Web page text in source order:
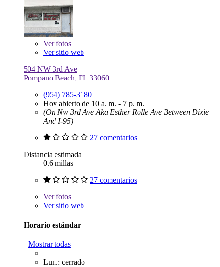
Verfotos
Ver sitio web
504 NW 3rd Ave
Pompano Beach, FL 33060
(954) 785-3180
Hoy abierto de 10 a. m. - 7 p. m.
(On Nw 3rd Ave Aka Esther Rolle Ave Between Dixie
And I-95)
27 comentarios
Distancia estimada
0.6 millas
27 comentarios
Verfotos
Ver sitio web
Horario estándar
Mostrar todas
Lun.: cerrado